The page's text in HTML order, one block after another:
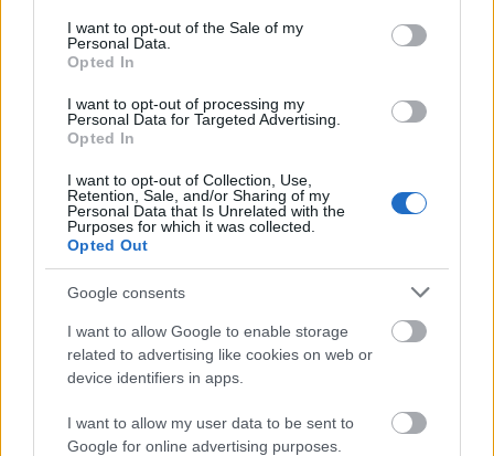
consent section.
I want to opt-out of the Sale of my
Personal Data.
Opted In
I want to opt-out of processing my
Personal Data for Targeted Advertising.
Opted In
I want to opt-out of Collection, Use,
Retention, Sale, and/or Sharing of my
Personal Data that Is Unrelated with the
Purposes for which it was collected.
Opted Out
Google consents
I want to allow Google to enable storage
related to advertising like cookies on web or
device identifiers in apps.
I want to allow my user data to be sent to
Google for online advertising purposes.
Βαθμολογήθηκε με2από 5
Αξιολογήσεις
Δεν υπάρχει καμία αξιολόγηση ακόμη.
Κάνετε την πρώτη αξιολόγηση για το προϊόν: “Η ΦΡΕΓΑΤΑ”
Η ηλ. διεύθυνση σας δεν δημοσιεύεται. Τα υποχρεωτικά πεδία
σημειώνονται με*
Η βαθμολογία σας